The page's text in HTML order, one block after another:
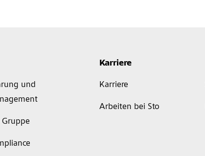
und
Gruppe
Karriere
Karriere
Arbeiten bei Sto